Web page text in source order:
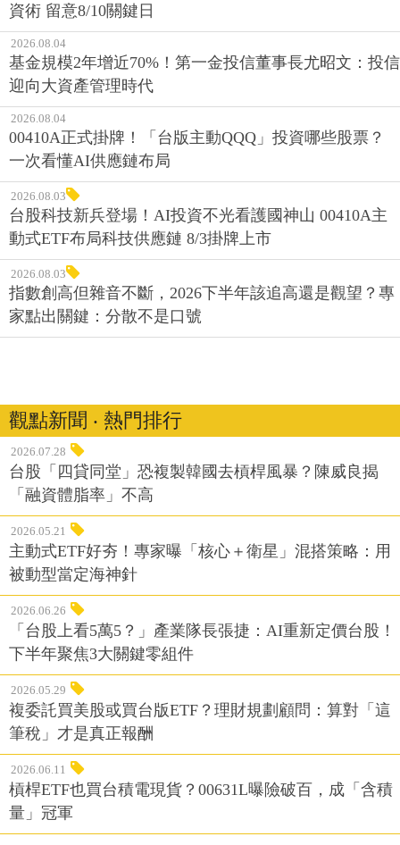
資術 留意8/10關鍵日
2026.08.04
基金規模2年增近70%！第一金投信董事長尤昭文：投信
迎向大資產管理時代
2026.08.04
00410A正式掛牌！「台版主動QQQ」投資哪些股票？
一次看懂AI供應鏈布局
2026.08.03
台股科技新兵登場！AI投資不光看護國神山 00410A主
動式ETF布局科技供應鏈 8/3掛牌上市
2026.08.03
指數創高但雜音不斷，2026下半年該追高還是觀望？專
家點出關鍵：分散不是口號
觀點新聞 ‧ 熱門排行
2026.07.28
台股「四貸同堂」恐複製韓國去槓桿風暴？陳威良揭
「融資體脂率」不高
2026.05.21
主動式ETF好夯！專家曝「核心＋衛星」混搭策略：用
被動型當定海神針
2026.06.26
「台股上看5萬5？」產業隊長張捷：AI重新定價台股！
下半年聚焦3大關鍵零組件
2026.05.29
複委託買美股或買台版ETF？理財規劃顧問：算對「這
筆稅」才是真正報酬
2026.06.11
槓桿ETF也買台積電現貨？00631L曝險破百，成「含積
量」冠軍